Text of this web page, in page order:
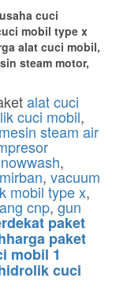
cuci
mobil type x
alat cuci mobil,
steam motor,
alat cuci
cuci mobil,
mesin steam air
,
, vacuum
mobil type x,
cnp,gun
paket
paket
mobil 1
cuci